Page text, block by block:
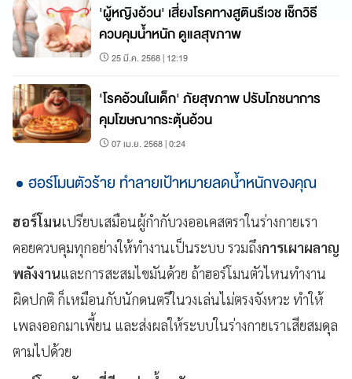
'ผู้หญิงอ้วน' เสี่ยงโรคทางสูตินรีเวช เช็กวิธี
ควบคุมน้ำหนัก ดูแลสุขภาพ
25 มี.ค. 2568 | 12:19
'โรคอ้วนในเด็ก' ภัยสุขภาพ ปรับโภชนาการ
คุมโฆษณากระตุ้นอ้วน
07 เม.ย. 2568 | 0:24
ฮอร์โมนตัวร้าย ทำลายเป้าหมายลดน้ำหนักของคุณ
ฮอร์โมนเปรียบเสมือนผู้กำกับวงออเคสตราในร่างกายเรา
คอยควบคุมทุกอย่างให้ทำงานเป็นระบบ รวมถึงการเผาผลาญ
พลังงานและการสะสมไขมันด้วย ถ้าฮอร์โมนตัวไหนทำงาน
ผิดปกติ ก็เหมือนกับนักดนตรีในวงเล่นไม่ตรงจังหวะ ทำให้
เพลงออกมาเพี้ยน และส่งผลให้ระบบในร่างกายเราเสียสมดุล
ตามไปด้วย